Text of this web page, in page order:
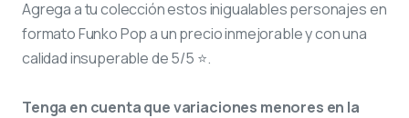
Agrega a tu colección estos inigualables personajes en
formato Funko Pop a un precio inmejorable y con una
calidad insuperable de 5/5 ⭐.
Tenga en cuenta que variaciones menores en la